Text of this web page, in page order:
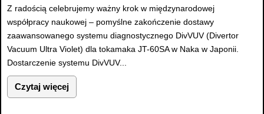
Z radością celebrujemy ważny krok w międzynarodowej
współpracy naukowej – pomyślne zakończenie dostawy
zaawansowanego systemu diagnostycznego DivVUV (Divertor
Vacuum Ultra Violet) dla tokamaka JT-60SA w Naka w Japonii.
Dostarczenie systemu DivVUV...
Czytaj więcej